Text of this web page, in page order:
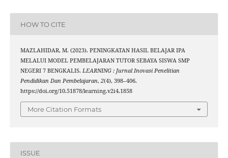
HOW TO CITE
MAZLAHIDAR, M. (2023). PENINGKATAN HASIL BELAJAR IPA
MELALUI MODEL PEMBELAJARAN TUTOR SEBAYA SISWA SMP
NEGERI 7 BENGKALIS. LEARNING : Jurnal Inovasi Penelitian
Pendidikan Dan Pembelajaran, 2(4), 398–406.
https://doi.org/10.51878/learning.v2i4.1858
More Citation Formats
ISSUE